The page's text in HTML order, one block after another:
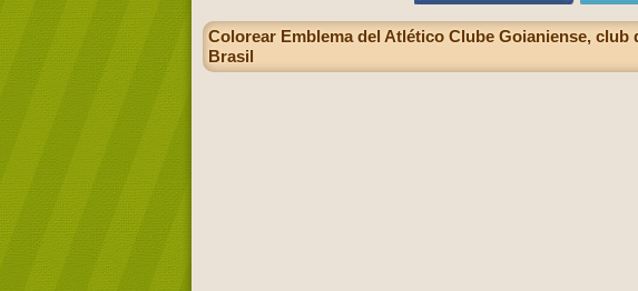
Colorear Emblema del Atlético Clube Goianiense,
Brasil